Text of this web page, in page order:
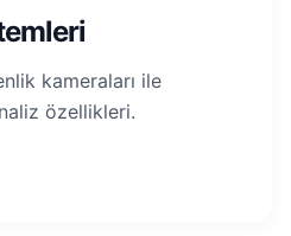
kameraları ile
özellikleri.